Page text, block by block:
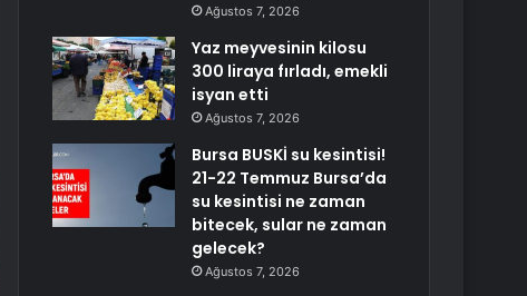
Ağustos 7, 2026
Yaz meyvesinin kilosu
300 liraya fırladı, emekli
isyan etti
Ağustos 7, 2026
Bursa BUSKİ su kesintisi!
21-22 Temmuz Bursa’da
su kesintisi ne zaman
bitecek, sular ne zaman
gelecek?
Ağustos 7, 2026